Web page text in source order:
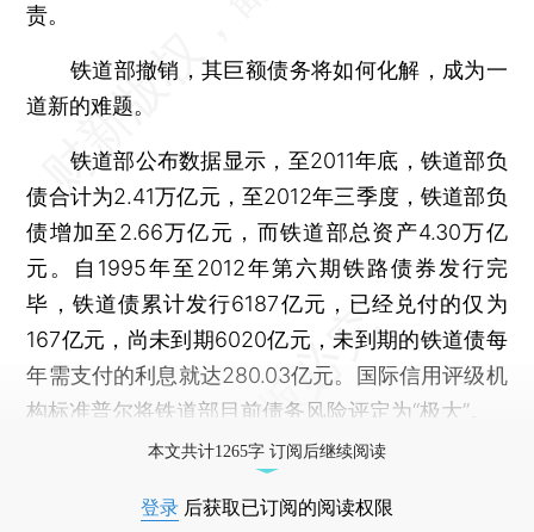
责。
铁道部撤销，其巨额债务将如何化解，成为一
道新的难题。
铁道部公布数据显示，至2011年底，铁道部负
债合计为2.41万亿元，至2012年三季度，铁道部负
债增加至2.66万亿元，而铁道部总资产4.30万亿
元。自1995年至2012年第六期铁路债券发行完
毕，铁道债累计发行6187亿元，已经兑付的仅为
167亿元，尚未到期6020亿元，未到期的铁道债每
年需支付的利息就达280.03亿元。国际信用评级机
构标准普尔将铁道部目前债务风险评定为“极大”。
本文共计1265字 订阅后继续阅读
登录 后获取已订阅的阅读权限